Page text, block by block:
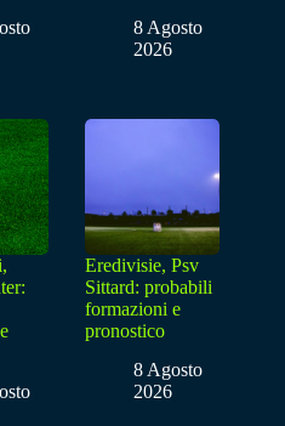
8 Agosto
2026
Eredivisie, Psv
Sittard: probabili
formazioni e
pronostico
8 Agosto
2026